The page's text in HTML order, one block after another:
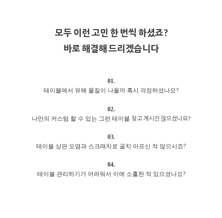
모두 이런 고민 한 번씩 하셨죠?
바로 해결해 드리겠습니다
01.
테이블에서 유해 물질이 나올까 혹시 걱정하셨나요?
02.
나만의 커스텀 할 수 있는 그런 테이블 찾고 계시진 않으셨나요?
03.
테이블 상판 오염과 스크래치로 골치 아프신 적 많으시죠?
04.
테이블 관리하기가 어려워서 이에 소홀한 적 있으셨나요?